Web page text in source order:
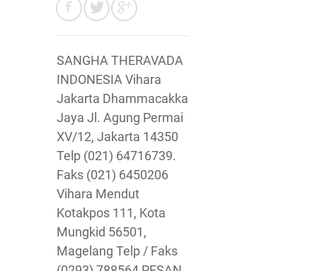
SANGHA THERAVADA
INDONESIA Vihara
Jakarta Dhammacakka
Jaya Jl. Agung Permai
XV/12, Jakarta 14350
Telp (021) 64716739.
Faks (021) 6450206
Vihara Mendut
Kotakpos 111, Kota
Mungkid 56501,
Magelang Telp / Faks